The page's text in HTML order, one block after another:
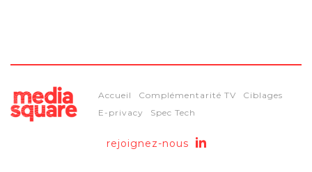
Accueil Complémentarité TV
Ciblages
E-privacy
Spec Tech
rejoignez-nous